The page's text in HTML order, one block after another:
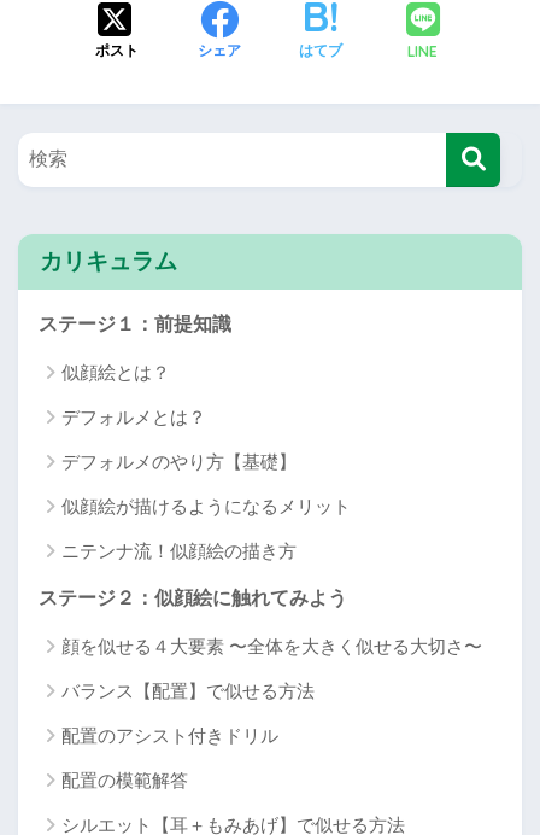
ポスト シェア はてブ LINE
カリキュラム
ステージ１：前提知識
似顔絵とは？
デフォルメとは？
デフォルメのやり方【基礎】
似顔絵が描けるようになるメリット
ニテンナ流！似顔絵の描き方
ステージ２：似顔絵に触れてみよう
顔を似せる４大要素 〜全体を大きく似せる大切さ〜
バランス【配置】で似せる方法
配置のアシスト付きドリル
配置の模範解答
シルエット【耳＋もみあげ】で似せる方法